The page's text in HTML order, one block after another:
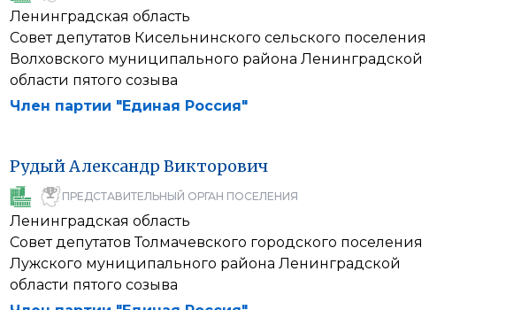
Ленинградская область
Совет депутатов Кисельнинского сельского поселения
Волховского муниципального района Ленинградской
области пятого созыва
Член партии "Единая Россия"
РудыйАлександр Викторович
ПРЕДСТАВИТЕЛЬНЫЙ ОРГАН ПОСЕЛЕНИЯ
Ленинградская область
Совет депутатов Толмачевского городского поселения
Лужского муниципального района Ленинградской
области пятого созыва